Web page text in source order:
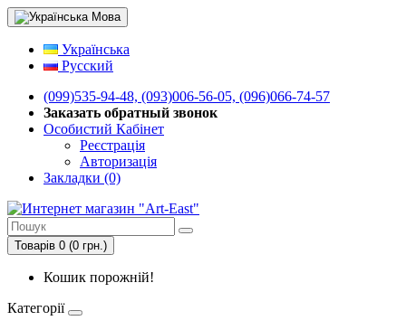
Мова
Українська
Русский
(099)535-94-48, (093)006-56-05, (096)066-74-57
Заказать обратный звонок
Особистий Кабінет
Реєстрація
Авторизація
Закладки (0)
Товарів 0 (0 грн.)
Кошик порожній!
Категорії